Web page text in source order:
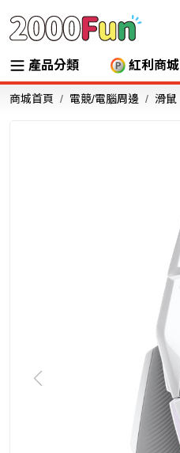
產品分類 紅利商城
商城首頁 電競/電腦周邊 滑鼠